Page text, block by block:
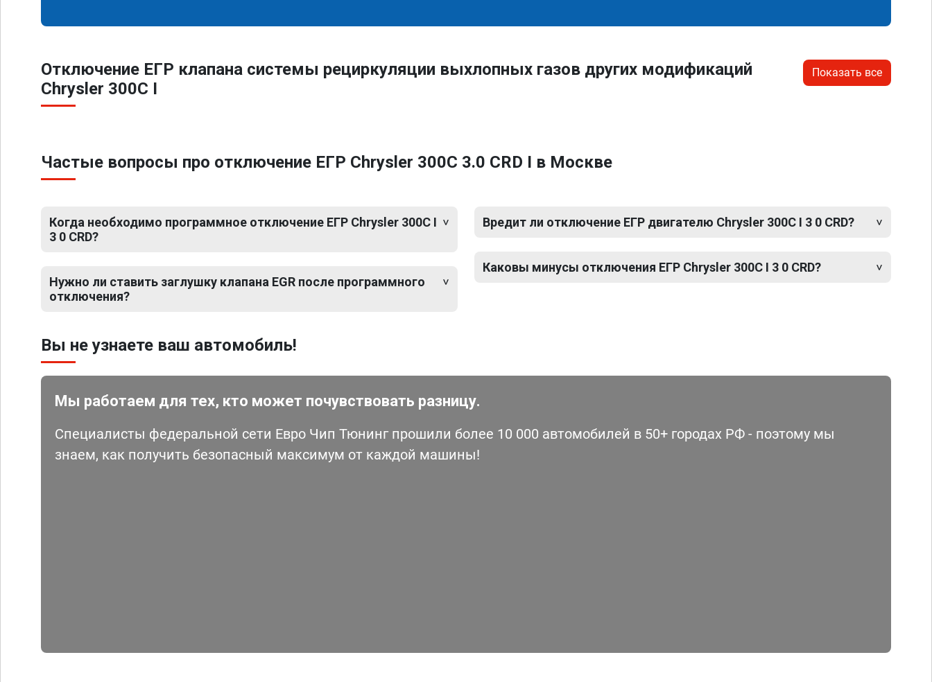
Отключение ЕГР клапана системы рециркуляции выхлопных газов других модификаций
Chrysler 300C I
Показать все
Частые вопросы про отключение ЕГР Chrysler 300C 3.0 CRD I в Москве
Когда необходимо программное отключение ЕГР Chrysler 300C I
3 0 CRD?
Нужно ли ставить заглушку клапана EGR после программного
отключения?
Вредит ли отключение ЕГР двигателю Chrysler 300C I 3 0 CRD?
Каковы минусы отключения ЕГР Chrysler 300C I 3 0 CRD?
Вы не узнаете ваш автомобиль!
Мы работаем для тех, кто может почувствовать разницу.
Специалисты федеральной сети Евро Чип Тюнинг прошили более 10 000 автомобилей в 50+ городах РФ - поэтому мы
знаем, как получить безопасный максимум от каждой машины!